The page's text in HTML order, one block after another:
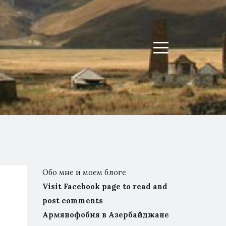
Menu
Обо мне и моем блоге
Visit Facebook page to read and
post comments
Армянофобия в Азербайджане